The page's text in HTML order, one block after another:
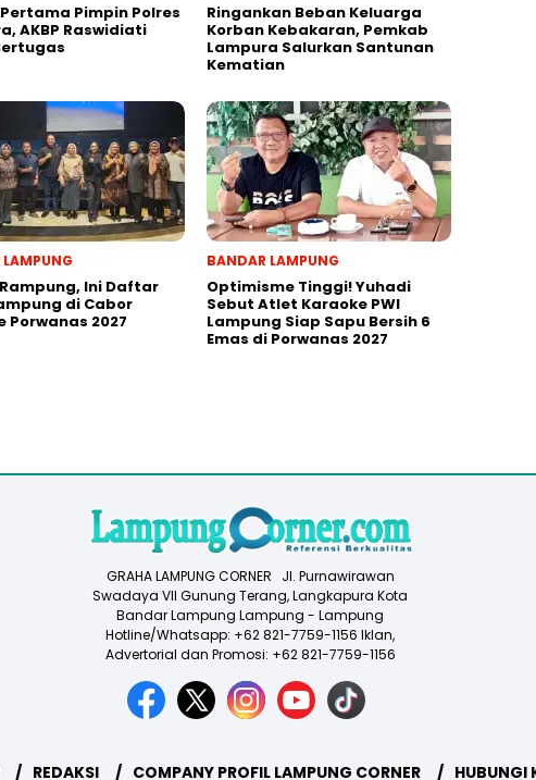
Pimpin Polres
AKBP Raswidiati
Ringankan Beban Keluarga
Korban Kebakaran, Pemkab
Lampura Salurkan Santunan
Kematian
Ini Daftar
di Cabor
Porwanas 2027
BANDAR LAMPUNG
Optimisme Tinggi! Yuhadi
Sebut Atlet Karaoke PWI
Lampung Siap Sapu Bersih 6
Emas di Porwanas 2027
GRAHA LAMPUNG CORNER Jl. Purnawirawan
Swadaya VII Gunung Terang, Langkapura Kota
Bandar Lampung Lampung - Lampung
Hotline/Whatsapp: +62 821-7759-1156 Iklan,
Advertorial dan Promosi: +62 821-7759-1156
REDAKSI COMPANY PROFIL LAMPUNG CORNER HUBUNGI